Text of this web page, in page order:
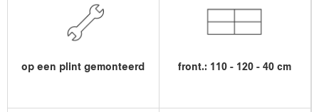
op een plint gemonteerd front.: 110 - 120 - 40 cm